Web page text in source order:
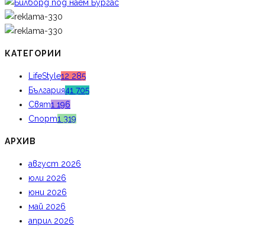
КАТЕГОРИИ
LifeStyle12 285
България41 705
Свят1 196
Спорт1 319
АРХИВ
август 2026
юли 2026
юни 2026
май 2026
април 2026